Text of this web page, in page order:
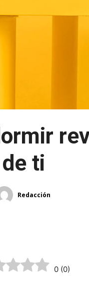
de ti
Redacción
0 (0)